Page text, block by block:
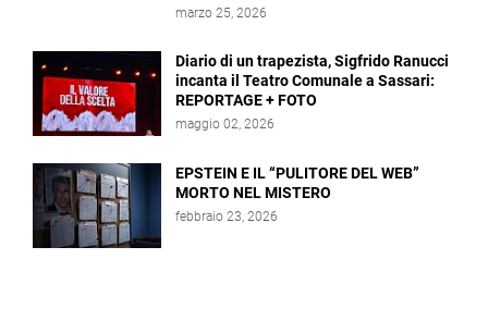
marzo 25, 2026
Diario di un trapezista, Sigfrido Ranucci
incanta il Teatro Comunale a Sassari:
REPORTAGE + FOTO
maggio 02, 2026
EPSTEIN E IL “PULITORE DEL WEB”
MORTO NEL MISTERO
febbraio 23, 2026